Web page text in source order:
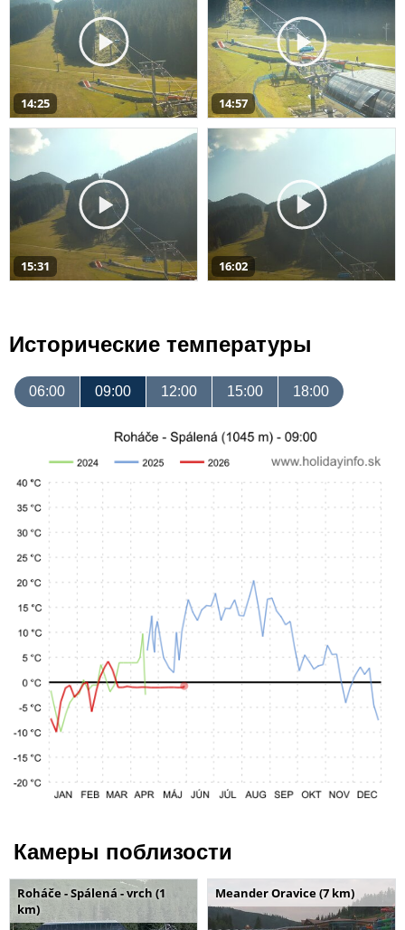
14:25 14:57
15:31 16:02
Исторические температуры
06:00 09:00 12:00 15:00 18:00
Камеры поблизости
Roháče - Spálená - vrch (1
km)
Meander Oravice (7 km)